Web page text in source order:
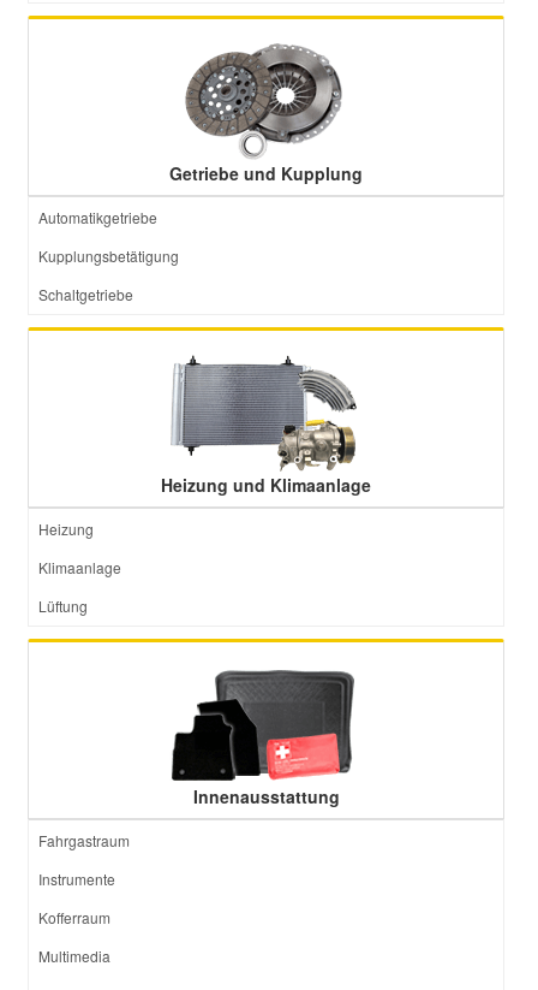
Getriebe und Kupplung
Automatikgetriebe
Kupplungsbetätigung
Schaltgetriebe
Heizung und Klimaanlage
Heizung
Klimaanlage
Lüftung
Innenausstattung
Fahrgastraum
Instrumente
Kofferraum
Multimedia